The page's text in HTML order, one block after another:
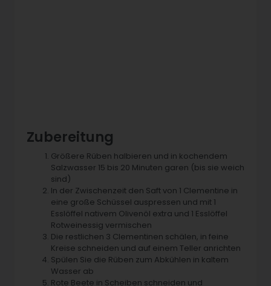
Zubereitung
Größere Rüben halbieren und in kochendem
Salzwasser 15 bis 20 Minuten garen (bis sie weich
sind)
In der Zwischenzeit den Saft von 1 Clementine in
eine große Schüssel auspressen und mit 1
Esslöffel nativem Olivenöl extra und 1 Esslöffel
Rotweinessig vermischen
Die restlichen 3 Clementinen schälen, in feine
Kreise schneiden und auf einem Teller anrichten
Spülen Sie die Rüben zum Abkühlen in kaltem
Wasser ab
Rote Beete in Scheiben schneiden und